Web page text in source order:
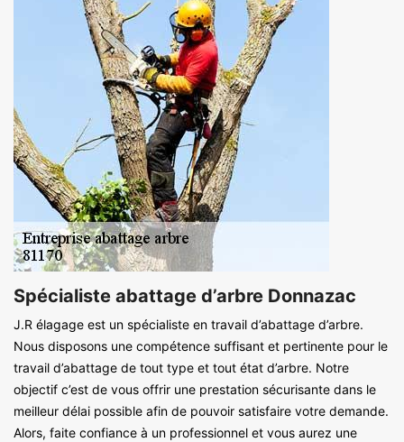
Spécialiste abattage d’arbre Donnazac
J.R élagage est un spécialiste en travail d’abattage d’arbre.
Nous disposons une compétence suffisant et pertinente pour le
travail d’abattage de tout type et tout état d’arbre. Notre
objectif c’est de vous offrir une prestation sécurisante dans le
meilleur délai possible afin de pouvoir satisfaire votre demande.
Alors, faite confiance à un professionnel et vous aurez une